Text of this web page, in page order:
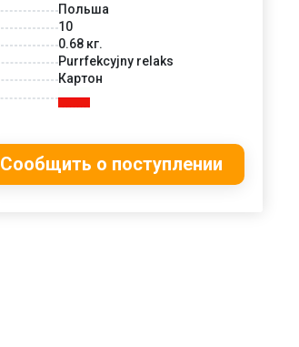
Польша
10
0.68 кг.
Purrfekcyjny relaks
Картон
Сообщить о поступлении